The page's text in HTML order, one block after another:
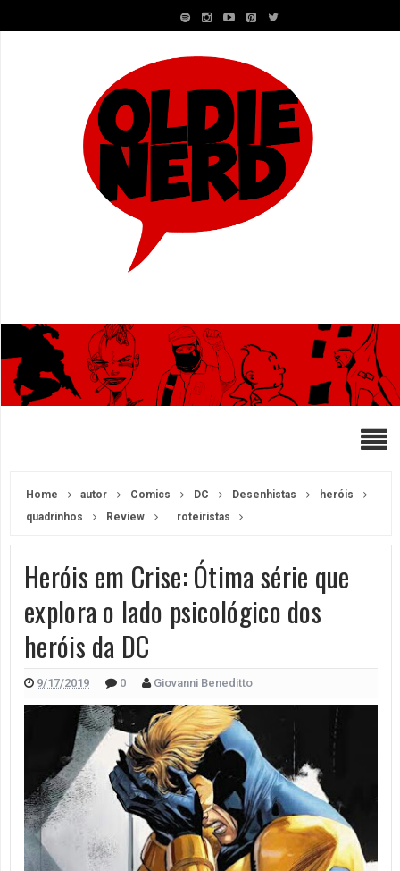
Home autor Comics DC Desenhistas
heróis
quadrinhos
Review roteiristas
Heróis em Crise: Ótima série que
explora o lado psicológico dos
heróis da DC
9/17/2019 0 Giovanni Beneditto